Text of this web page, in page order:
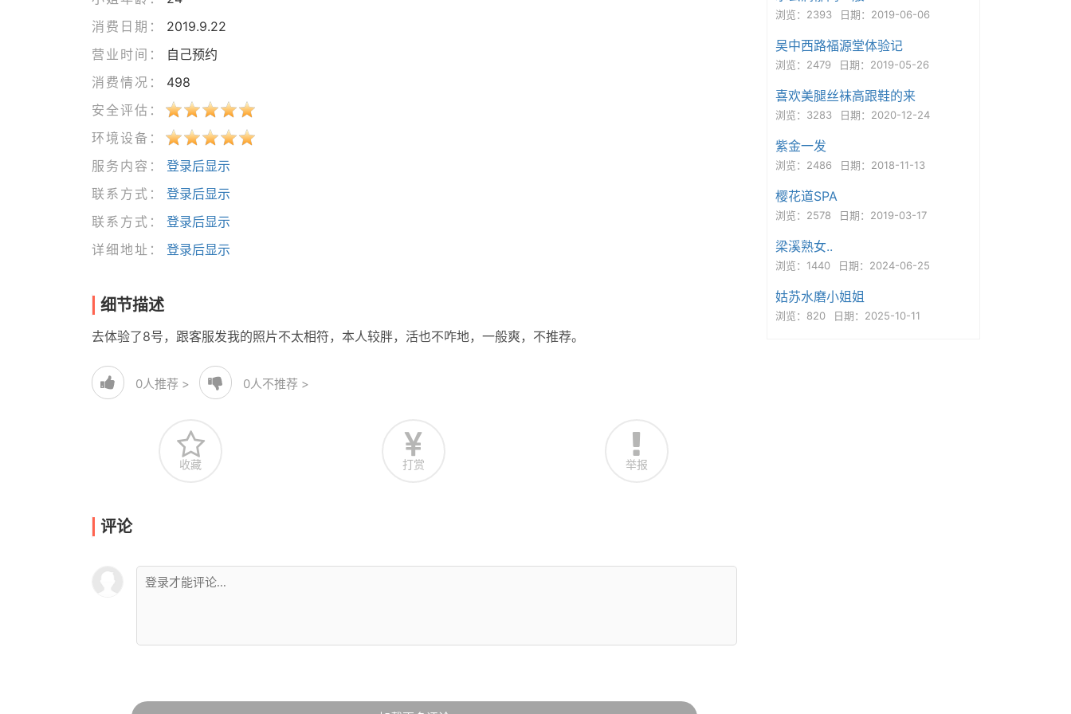
消费日期：
2019.9.22
营业时间：
自己预约
消费情况：
498
安全评估：
环境设备：
服务内容：
登录后显示
联系方式：
登录后显示
联系方式：
登录后显示
详细地址：
登录后显示
细节描述
去体验了8号，跟客服发我的照片不太相符，本人较胖，活也不咋地，一般爽，不推荐。
0人推荐 > 0人不推荐 >
收藏 打赏 举报
评论
浏览：2393 日期：2019-06-06
吴中西路福源堂体验记
浏览：2479 日期：2019-05-26
喜欢美腿丝袜高跟鞋的来
浏览：3283 日期：2020-12-24
紫金一发
浏览：2486 日期：2018-11-13
樱花道SPA
浏览：2578 日期：2019-03-17
梁溪熟女..
浏览：1440 日期：2024-06-25
姑苏水磨小姐姐
浏览：820 日期：2025-10-11